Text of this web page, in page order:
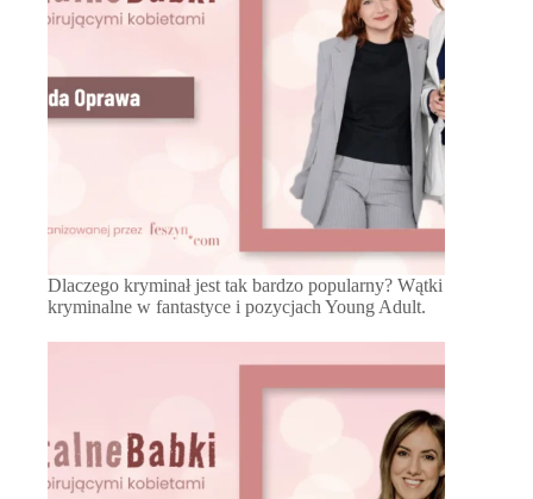
Dlaczego kryminał jest tak bardzo popularny? Wątki
kryminalne w fantastyce i pozycjach Young Adult.